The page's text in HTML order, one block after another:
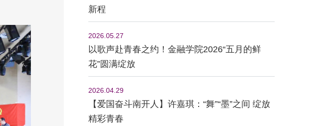
新程
2026.05.27
以歌声赴青春之约！金融学院2026“五月的鲜
花”圆满绽放
2026.04.29
【爱国奋斗南开人】许嘉琪：“舞”“墨”之间 绽放
精彩青春